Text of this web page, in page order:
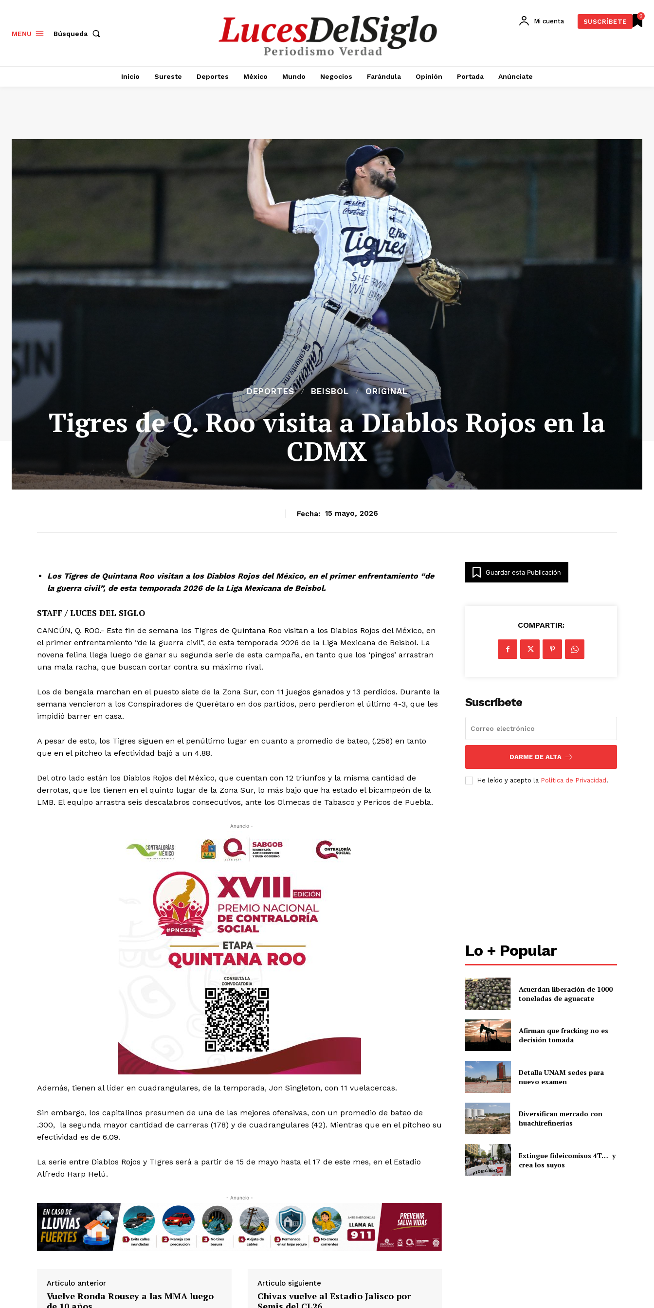
Luces
Del Siglo
SUSCRÍBETE AHORA
Empresa
Nosotros
Política de privacidad
Políticas del Sitio
Información Propietaria / Financiación
MENU Búsqueda
0
Mi cuenta SUSCRÍBETE
Inicio Sureste Deportes México Mundo Negocios Farándula Opinión Portada Anúnciate
DEPORTES BEISBOL ORIGINAL
Tigres de Q. Roo visita a DIablos Rojos en la
CDMX
Fecha: 15 mayo, 2026
Los Tigres de Quintana Roo visitan a los Diablos Rojos del México, en el primer enfrentamiento “de
la guerra civil”, de esta temporada 2026 de la Liga Mexicana de Beisbol.
STAFF / LUCES DEL SIGLO
CANCÚN, Q. ROO.- Este fin de semana los Tigres de Quintana Roo visitan a los Diablos Rojos del México, en
el primer enfrentamiento “de la guerra civil”, de esta temporada 2026 de la Liga Mexicana de Beisbol. La
novena felina llega luego de ganar su segunda serie de esta campaña, en tanto que los ‘pingos’ arrastran
una mala racha, que buscan cortar contra su máximo rival.
Los de bengala marchan en el puesto siete de la Zona Sur, con 11 juegos ganados y 13 perdidos. Durante la
semana vencieron a los Conspiradores de Querétaro en dos partidos, pero perdieron el último 4-3, que les
impidió barrer en casa.
A pesar de esto, los Tigres siguen en el penúltimo lugar en cuanto a promedio de bateo, (.256) en tanto
que en el pitcheo la efectividad bajó a un 4.88.
Del otro lado están los Diablos Rojos del México, que cuentan con 12 triunfos y la misma cantidad de
derrotas, que los tienen en el quinto lugar de la Zona Sur, lo más bajo que ha estado el bicampeón de la
LMB. El equipo arrastra seis descalabros consecutivos, ante los Olmecas de Tabasco y Pericos de Puebla.
- Anuncio -
Además, tienen al líder en cuadrangulares, de la temporada, Jon Singleton, con 11 vuelacercas.
Sin embargo, los capitalinos presumen de una de las mejores ofensivas, con un promedio de bateo de
.300, la segunda mayor cantidad de carreras (178) y de cuadrangulares (42). Mientras que en el pitcheo su
efectividad es de 6.09.
La serie entre Diablos Rojos y TIgres será a partir de 15 de mayo hasta el 17 de este mes, en el Estadio
Alfredo Harp Helú.
- Anuncio -
Artículo anterior
Vuelve Ronda Rousey a las MMA luego
Artículo siguiente
Chivas vuelve al Estadio Jalisco por
Guardar esta Publicación
COMPARTIR:
Suscríbete
DARME DE ALTA
He leído y acepto la Política de Privacidad .
Lo + Popular
Acuerdan liberación de 1000
toneladas de aguacate
Afirman que fracking no es
decisión tomada
Detalla UNAM sedes para
nuevo examen
Diversifican mercado con
huachirefinerías
Extingue fideicomisos 4T… y
crea los suyos